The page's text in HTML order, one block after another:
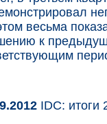
весьма
к
IDC: итоги